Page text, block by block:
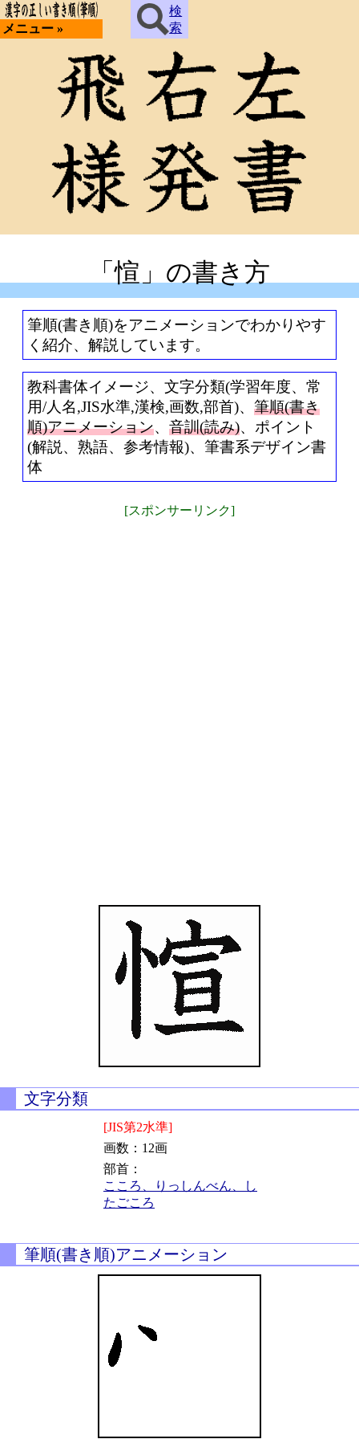
メニュー »
検
索
「愃」の書き方
筆順(書き順)をアニメーションでわかりやす
く紹介、解説しています。
教科書体イメージ、文字分類(学習年度、常
用/人名,JIS水準,漢検,画数,部首)、 筆順(書き
順)アニメーション、 音訓(読み)、ポイント
(解説、熟語、参考情報)、筆書系デザイン書
体
[スポンサーリンク]
文字分類
[JIS第2水準]
画数：12画
部首：
こころ、りっしんべん、し
たごころ
筆順(書き順)アニメーション